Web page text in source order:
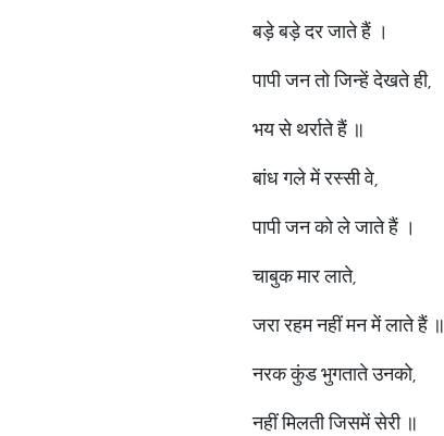
बड़े बड़े दर जाते हैं ।
पापी जन तो जिन्हें देखते ही,
भय से थर्राते हैं ॥
बांध गले में रस्सी वे,
पापी जन को ले जाते हैं ।
चाबुक मार लाते,
जरा रहम नहीं मन में लाते हैं ॥
नरक कुंड भुगताते उनको,
नहीं मिलती जिसमें सेरी ॥